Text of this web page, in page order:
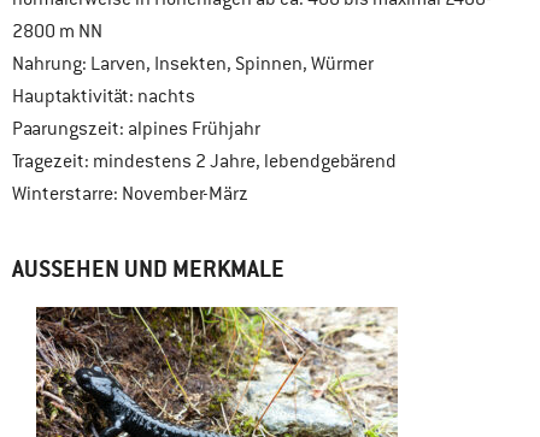
2800 m NN
Nahrung: Larven, Insekten, Spinnen, Würmer
Hauptaktivität: nachts
Paarungszeit: alpines Frühjahr
Tragezeit: mindestens 2 Jahre, lebendgebärend
Winterstarre: November-März
AUSSEHEN UND MERKMALE